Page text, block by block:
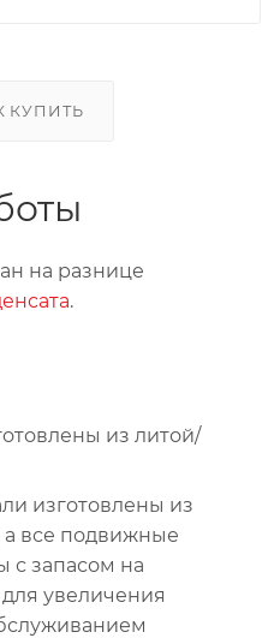
КУПИТЬ
на разнице
.
из литой/
изготовлены из
все подвижные
с запасом на
увеличения